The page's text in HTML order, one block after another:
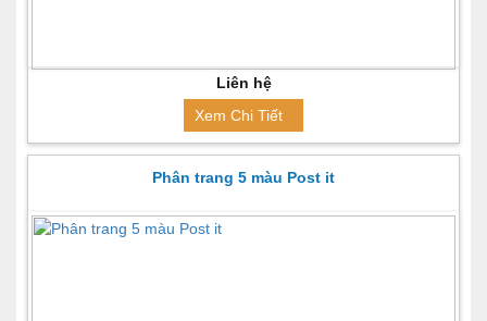
Liên hệ
Xem Chi Tiết
Phân trang 5 màu Post it